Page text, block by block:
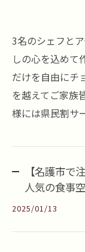
3名のシェフと
しの心を込めて
だけを自由にチ
を越えてご家族
様には県民割サ
【名護市で
人気の食事
2025/01/13